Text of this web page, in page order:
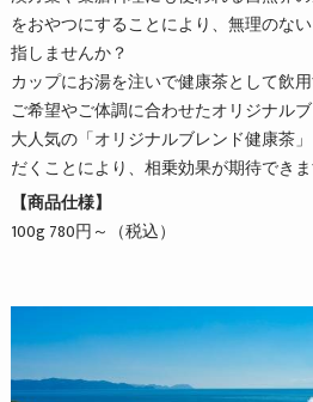
をおやつにすることにより、無理のな
指しませんか？
カップにお湯を注いで健康茶として飲
ご希望やご体調に合わせたオリジナルブ
大人気の「オリジナルブレンド健康茶
だくことにより、相乗効果が期待できま
【商品仕様】
100g 780円～（税込）